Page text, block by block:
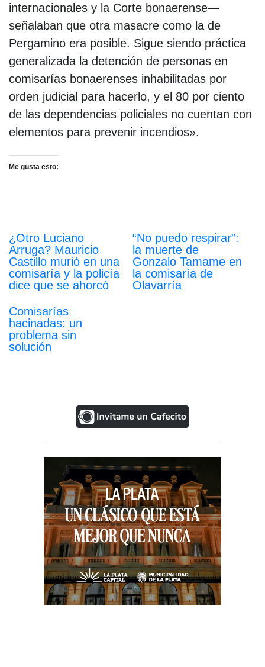
internacionales y la Corte bonaerense—
señalaban que otra masacre como la de
Pergamino era posible. Sigue siendo práctica
generalizada la detención de personas en
comisarías bonaerenses inhabilitadas por
orden judicial para hacerlo, y el 80 por ciento
de las dependencias policiales no cuentan con
elementos para prevenir incendios».
Me gusta esto:
¿Otro Luciano
Arruga? Mauricio
Castillo murió en una
comisaría y la policía
dice que se ahorcó
“No puedo respirar”:
la muerte de
Gonzalo Tamame en
la comisaría de
Olavarría
Comisarías
hacinadas: un
problema sin
solución